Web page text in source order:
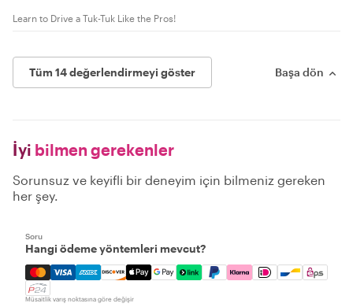
Learn to Drive a Tuk-Tuk Like the Pros!
Tüm 14 değerlendirmeyi göster Başa dön
İyi bilmen gerekenler
Sorunsuz ve keyifli bir deneyim için bilmeniz gereken
her şey.
Soru
Hangi ödeme yöntemleri mevcut?
Mastercard, Visa, Amex, Discover, Apple Pay, Google
Müsaitlik varış noktasına göre değişir